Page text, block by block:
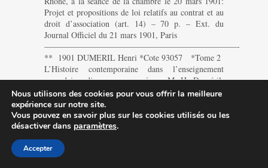
Projet et propositions de loi relatifs au contrat et au
droit d’association (art. 14) – 70 p. – Ext. du
Journal Officiel du 21 mars 1901, Paris
———————————————————————-
** 1901 DUMERIL Henri *Cote 93057 *Tome 2
L’Histoire contemporaine dans l’enseignement
secondaire: discours prononcé par M. H. Duméril,
président, à la Sénace Publique annuelle du 2 juin
1901 – 18 p. – Imp. Douladoure-Privat, Toulouse –
Ext. des Mém. de l’Acad. des Sc. de Toulouse
———————————————————————-
** 1906 BUHL A *Cote 60687 *Tome 10 *Nø
1
QUELQUES REFLEXIONS SUR LES DIVERSES
Nous utilisons des cookies pour vous offrir la meilleure
expérience sur notre site.
Vous pouvez en savoir plus sur les cookies utilisés ou les
désactiver dans paramètres.
Accepter